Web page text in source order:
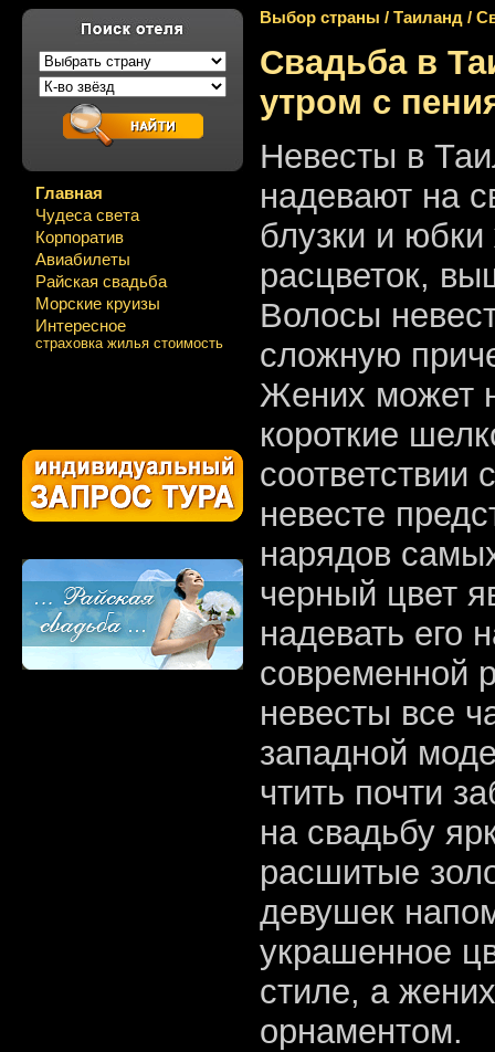
Главная
Чудеса света
Корпоратив
Авиабилеты
Райская свадьба
Морские круизы
Интересное
страховка жилья стоимость
Выбор страны / Таиланд /
Свадьба в
утром с
Невесты в
надевают на
блузки и
расцветок,
Волосы
сложную
Жених может
короткие
невесте
нарядов
черный цвет
надевать его
современной
невесты все
западной
чтить почти
на свадьбу
расшитые
девушек
украшенное
стиле, а
орнаментом.